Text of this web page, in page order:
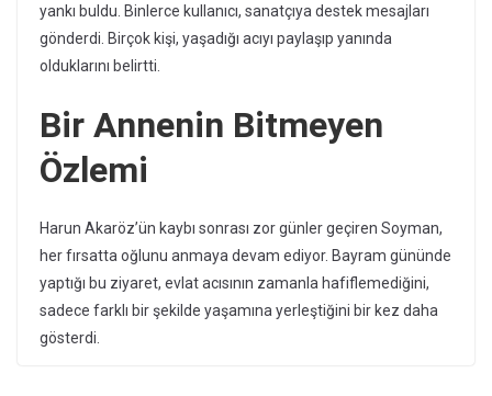
yankı buldu. Binlerce kullanıcı, sanatçıya destek mesajları
gönderdi. Birçok kişi, yaşadığı acıyı paylaşıp yanında
olduklarını belirtti.
Bir Annenin Bitmeyen
Özlemi
Harun Akaröz’ün kaybı sonrası zor günler geçiren Soyman,
her fırsatta oğlunu anmaya devam ediyor. Bayram gününde
yaptığı bu ziyaret, evlat acısının zamanla hafiflemediğini,
sadece farklı bir şekilde yaşamına yerleştiğini bir kez daha
gösterdi.